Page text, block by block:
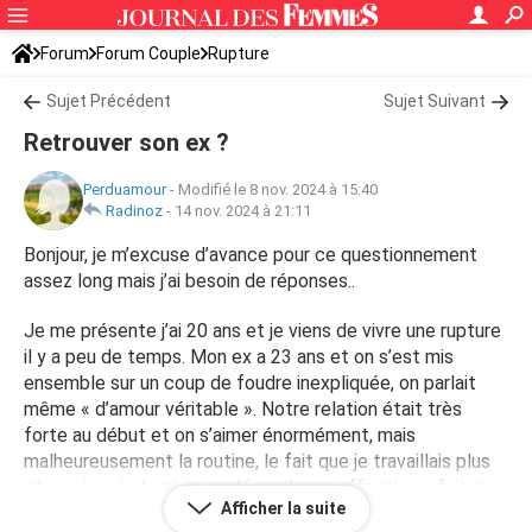
Forum Forum Couple Rupture
Sujet Précédent Sujet Suivant
Retrouver son ex ?
Perduamour- Modifié le 8 nov. 2024 à 15:40
Radinoz - 14 nov. 2024 à 21:11
Bonjour, je m’excuse d’avance pour ce questionnement
assez long mais j’ai besoin de réponses..
Je me présente j’ai 20 ans et je viens de vivre une rupture
il y a peu de temps. Mon ex a 23 ans et on s’est mis
ensemble sur un coup de foudre inexpliquée, on parlait
même « d’amour véritable ». Notre relation était très
forte au début et on s’aimer énormément, mais
malheureusement la routine, le fait que je travaillais plus
et que je suis tomber en dépendance affective a fait que
la flamme est partis. On est une relation courte puisque
Afficher la suite